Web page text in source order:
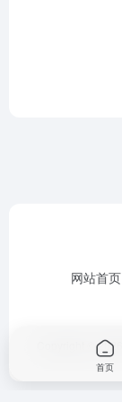
网站首页
Copyright © 2026
首页